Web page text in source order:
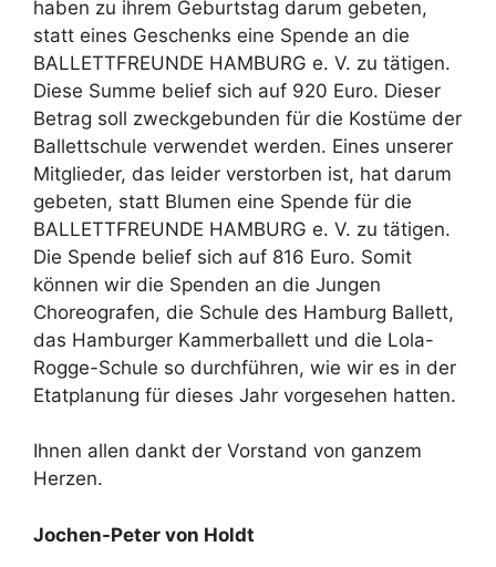
haben zu ihrem Geburtstag darum gebeten,
statt eines Geschenks eine Spende an die
BALLETTFREUNDE HAMBURG e. V. zu tätigen.
Diese Summe belief sich auf 920 Euro. Dieser
Betrag soll zweckgebunden für die Kostüme der
Ballettschule verwendet werden. Eines unserer
Mitglieder, das leider verstorben ist, hat darum
gebeten, statt Blumen eine Spende für die
BALLETTFREUNDE HAMBURG e. V. zu tätigen.
Die Spende belief sich auf 816 Euro. Somit
können wir die Spenden an die Jungen
Choreografen, die Schule des Hamburg Ballett,
das Hamburger Kammerballett und die Lola-
Rogge-Schule so durchführen, wie wir es in der
Etatplanung für dieses Jahr vorgesehen hatten.
Ihnen allen dankt der Vorstand von ganzem
Herzen.
Jochen-Peter von Holdt